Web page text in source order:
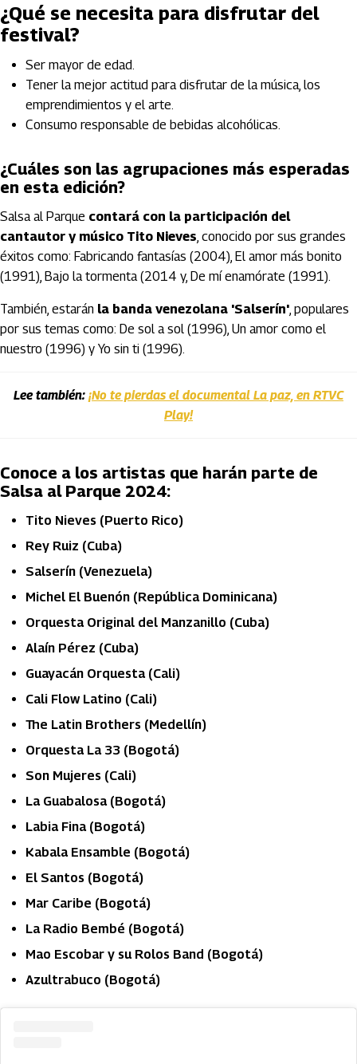
¿Qué se necesita para disfrutar del
festival?
Ser mayor de edad.
Tener la mejor actitud para disfrutar de la música, los
emprendimientos y el arte.
Consumo responsable de bebidas alcohólicas.
¿Cuáles son las agrupaciones más esperadas
en esta edición?
Salsa al Parque contará con la participación del
cantautor y músico Tito Nieves, conocido por sus grandes
éxitos como: Fabricando fantasías (2004), El amor más bonito
(1991), Bajo la tormenta (2014 y, De mí enamórate (1991).
También, estarán la banda venezolana 'Salserín', populares
por sus temas como: De sol a sol (1996), Un amor como el
nuestro (1996) y Yo sin ti (1996).
Lee también: ¡No te pierdas el documental La paz, en RTVC
Play!
Conoce a los artistas que harán parte de
Salsa al Parque 2024:
Tito Nieves (Puerto Rico)
Rey Ruiz (Cuba)
Salserín (Venezuela)
Michel El Buenón (República Dominicana)
Orquesta Original del Manzanillo (Cuba)
Alaín Pérez (Cuba)
Guayacán Orquesta (Cali)
Cali Flow Latino (Cali)
The Latin Brothers (Medellín)
Orquesta La 33 (Bogotá)
Son Mujeres (Cali)
La Guabalosa (Bogotá)
Labia Fina (Bogotá)
Kabala Ensamble (Bogotá)
El Santos (Bogotá)
Mar Caribe (Bogotá)
La Radio Bembé (Bogotá)
Mao Escobar y su Rolos Band (Bogotá)
Azultrabuco (Bogotá)